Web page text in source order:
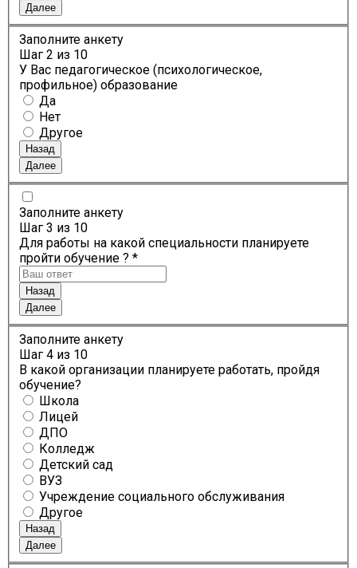
Далее
Заполните анкету
Шаг 2 из 10
У Вас педагогическое (психологическое,
профильное) образование
Да
Нет
Другое
Назад
Далее
Заполните анкету
Шаг 3 из 10
Для работы на какой специальности планируете
пройти обучение ? *
Назад
Далее
Заполните анкету
Шаг 4 из 10
В какой организации планируете работать, пройдя
обучение?
Школа
Лицей
ДПО
Колледж
Детский сад
ВУЗ
Учреждение социального обслуживания
Другое
Назад
Далее